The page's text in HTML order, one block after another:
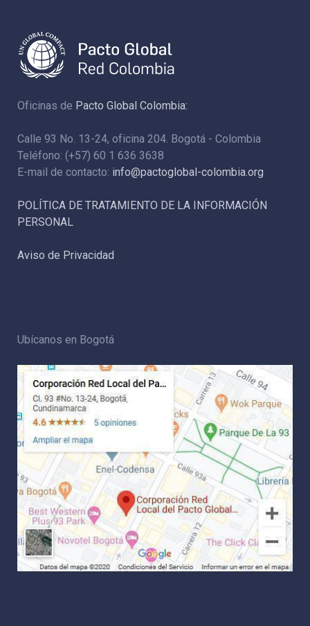
Oficinas de Pacto Global Colombia:
Calle 93 No. 13-24, oficina 204. Bogotá - Colombia
Teléfono: (+57) 60 1 636 3638
E-mail de contacto: info@pactoglobal-colombia.org
POLÍTICA DE TRATAMIENTO DE LA INFORMACIÓN
PERSONAL
Aviso de Privacidad
Ubícanos en Bogotá